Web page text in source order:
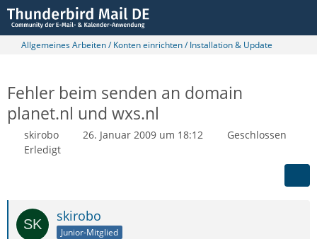
Allgemeines Arbeiten / Konten einrichten / Installation & Update
Fehler beim senden an domain
planet.nl und wxs.nl
skirobo 26. Januar 2009 um 18:12
Geschlossen
Erledigt
skirobo
Junior-Mitglied